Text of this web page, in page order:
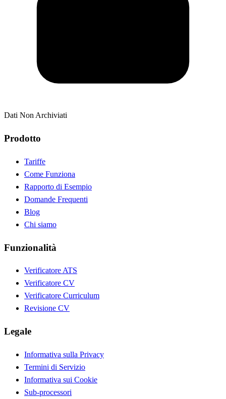
Dati Non Archiviati
Prodotto
Tariffe
Come Funziona
Rapporto di Esempio
Domande Frequenti
Blog
Chi siamo
Funzionalità
Verificatore ATS
Verificatore CV
Verificatore Curriculum
Revisione CV
Legale
Informativa sulla Privacy
Termini di Servizio
Informativa sui Cookie
Sub-processori